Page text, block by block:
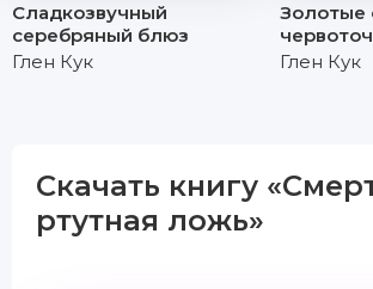
Сладкозвучный
серебряный блюз
Глен Кук
Золотые
Глен Кук
Скачать книгу
ртутная ложь»